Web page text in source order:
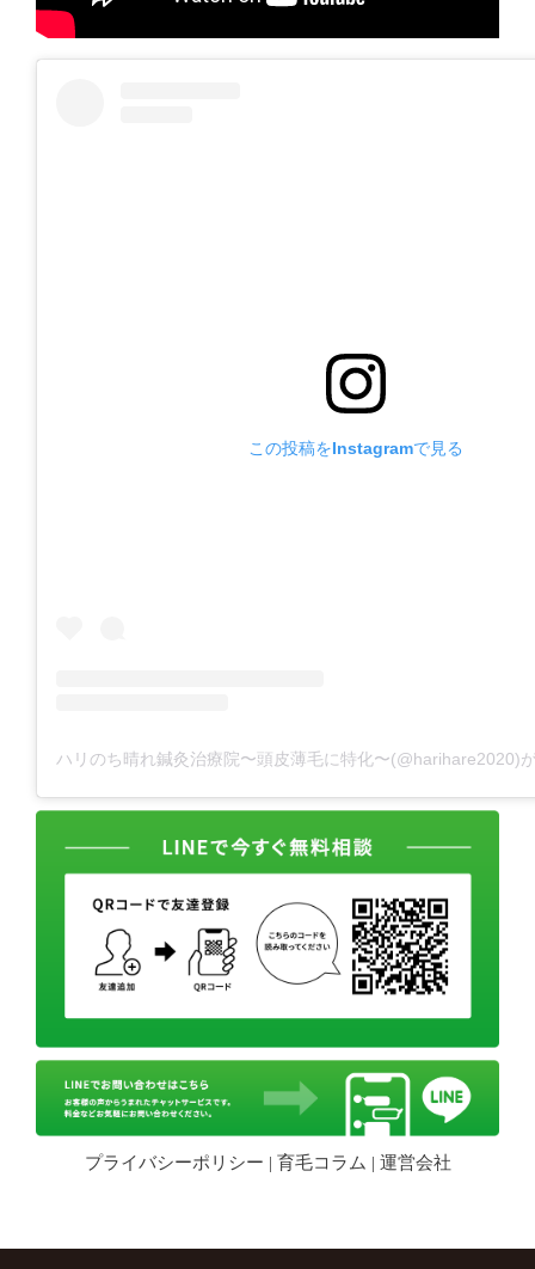
この投稿をInstagramで見る
ハリのち晴れ鍼灸治療院〜頭皮薄毛に特化〜(@harihare2020)
プライバシーポリシー | 育毛コラム | 運営会社